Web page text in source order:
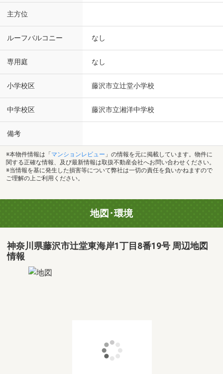
主方位
ルーフバルコニー なし
専用庭 なし
小学校区 藤沢市立辻堂小学校
中学校区 藤沢市立湘洋中学校
備考
※本物件情報は「 マンションレビュー 」の情報を元に掲載しています。物件に
関する正確な情報、及び最新情報は取扱不動産会社へお問い合わせください。
※当情報を基に発生した損害等について弊社は一切の責任を負いかねますので
ご理解の上ご利用ください。
地図･環境
神奈川県藤沢市辻堂東海岸1丁目8番19号 周辺地図
情報